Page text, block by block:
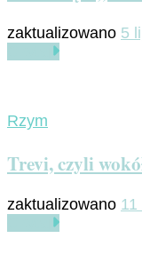
zaktualizowano 5
Rzym
Trevi, czyli
zaktualizowano